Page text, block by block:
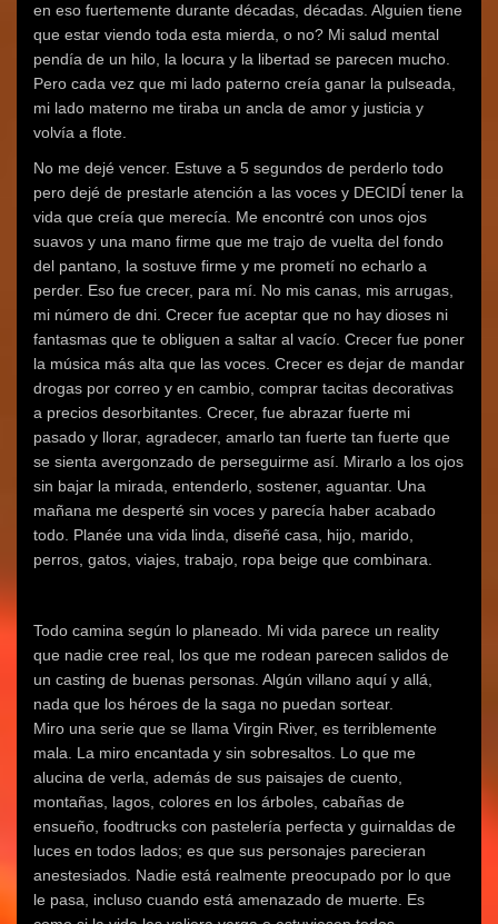
en eso fuertemente durante décadas, décadas. Alguien tiene
que estar viendo toda esta mierda, o no? Mi salud mental
pendía de un hilo, la locura y la libertad se parecen mucho.
Pero cada vez que mi lado paterno creía ganar la pulseada,
mi lado materno me tiraba un ancla de amor y justicia y
volvía a flote.
No me dejé vencer. Estuve a 5 segundos de perderlo todo
pero dejé de prestarle atención a las voces y DECIDÍ tener la
vida que creía que merecía. Me encontré con unos ojos
suavos y una mano firme que me trajo de vuelta del fondo
del pantano, la sostuve firme y me prometí no echarlo a
perder. Eso fue crecer, para mí. No mis canas, mis arrugas,
mi número de dni. Crecer fue aceptar que no hay dioses ni
fantasmas que te obliguen a saltar al vacío. Crecer fue poner
la música más alta que las voces. Crecer es dejar de mandar
drogas por correo y en cambio, comprar tacitas decorativas
a precios desorbitantes. Crecer, fue abrazar fuerte mi
pasado y llorar, agradecer, amarlo tan fuerte tan fuerte que
se sienta avergonzado de perseguirme así. Mirarlo a los ojos
sin bajar la mirada, entenderlo, sostener, aguantar. Una
mañana me desperté sin voces y parecía haber acabado
todo. Planée una vida linda, diseñé casa, hijo, marido,
perros, gatos, viajes, trabajo, ropa beige que combinara.
Todo camina según lo planeado. Mi vida parece un reality
que nadie cree real, los que me rodean parecen salidos de
un casting de buenas personas. Algún villano aquí y allá,
nada que los héroes de la saga no puedan sortear.
Miro una serie que se llama Virgin River, es terriblemente
mala. La miro encantada y sin sobresaltos. Lo que me
alucina de verla, además de sus paisajes de cuento,
montañas, lagos, colores en los árboles, cabañas de
ensueño, foodtrucks con pastelería perfecta y guirnaldas de
luces en todos lados; es que sus personajes parecieran
anestesiados. Nadie está realmente preocupado por lo que
le pasa, incluso cuando está amenazado de muerte. Es